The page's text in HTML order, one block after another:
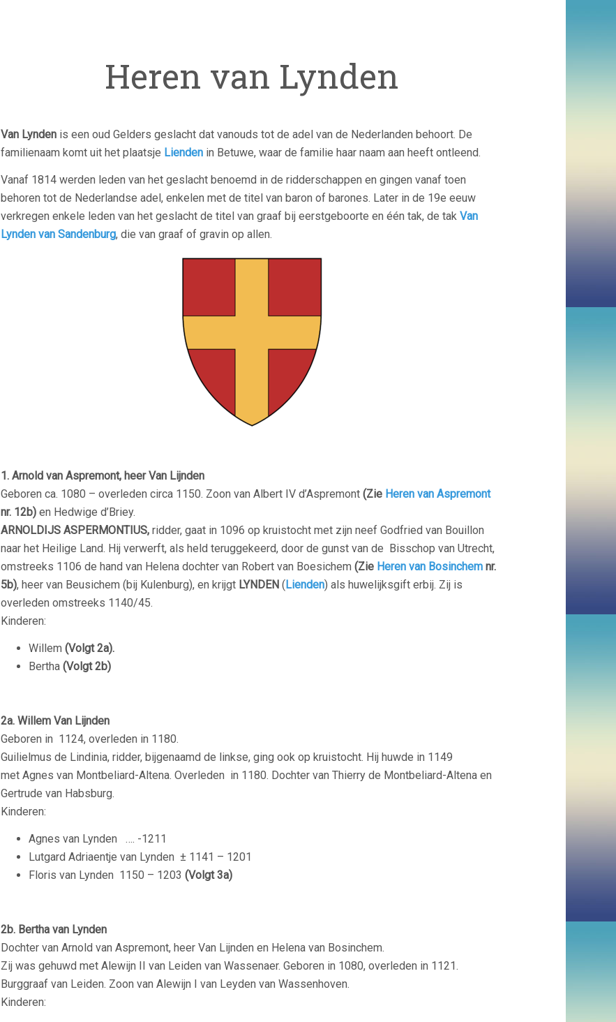
Heren van Lynden
Van Lynden is een oud Gelders geslacht dat vanouds tot de adel van de Nederlanden behoort. De
familienaam komt uit het plaatsje Lienden in Betuwe, waar de familie haar naam aan heeft ontleend.
Vanaf 1814 werden leden van het geslacht benoemd in de ridderschappen en gingen vanaf toen
behoren tot de Nederlandse adel, enkelen met de titel van baron of barones. Later in de 19e eeuw
verkregen enkele leden van het geslacht de titel van graaf bij eerstgeboorte en één tak, de tak Van
Lynden van Sandenburg, die van graaf of gravin op allen.
1. Arnold van Aspremont, heer Van Lijnden
Geboren ca. 1080 – overleden circa 1150. Zoon van Albert IV d’Aspremont (Zie Heren van Aspremont
nr. 12b) en Hedwige d’Briey.
ARNOLDIJS ASPERMONTIUS, ridder, gaat in 1096 op kruistocht met zijn neef Godfried van Bouillon
naar het Heilige Land. Hij verwerft, als held teruggekeerd, door de gunst van de Bisschop van Utrecht,
omstreeks 1106 de hand van Helena dochter van Robert van Boesichem (Zie Heren van Bosinchem nr.
5b), heer van Beusichem (bij Kulenburg), en krijgt LYNDEN (Lienden) als huwelijksgift erbij. Zij is
overleden omstreeks 1140/45.
Kinderen:
Willem (Volgt 2a).
Bertha (Volgt 2b)
2a. Willem Van Lijnden
Geboren in 1124, overleden in 1180.
Guilielmus de Lindinia, ridder, bijgenaamd de linkse, ging ook op kruistocht. Hij huwde in 1149
met Agnes van Montbeliard-Altena. Overleden in 1180. Dochter van Thierry de Montbeliard-Altena en
Gertrude van Habsburg.
Kinderen:
Agnes van Lynden …. -1211
Lutgard Adriaentje van Lynden ± 1141 – 1201
Floris van Lynden 1150 – 1203 (Volgt 3a)
2b. Bertha van Lynden
Dochter van Arnold van Aspremont, heer Van Lijnden en Helena van Bosinchem.
Zij was gehuwd met Alewijn II van Leiden van Wassenaer. Geboren in 1080, overleden in 1121.
Burggraaf van Leiden. Zoon van Alewijn I van Leyden van Wassenhoven.
Kinderen: